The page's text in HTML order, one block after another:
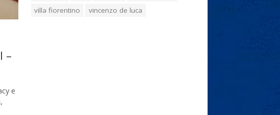
–
e
villa fiorentino
vincenzo de luca